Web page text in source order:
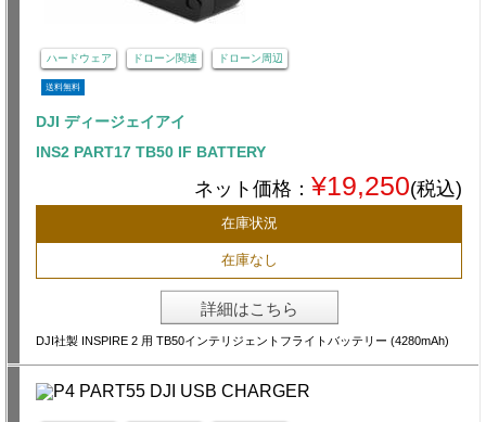
ハードウェア ドローン関連 ドローン周辺
送料無料
DJI ディージェイアイ
INS2 PART17 TB50 IF BATTERY
ネット価格： ¥19,250(税込)
在庫状況
在庫なし
詳細はこちら
DJI社製 INSPIRE 2 用 TB50インテリジェントフライトバッテリー (4280mAh)